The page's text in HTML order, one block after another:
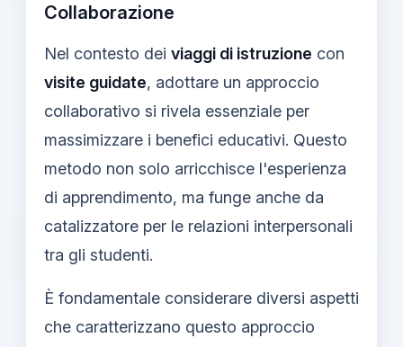
Collaborazione
Nel contesto dei viaggi di istruzione con
visite guidate, adottare un approccio
collaborativo si rivela essenziale per
massimizzare i benefici educativi. Questo
metodo non solo arricchisce l'esperienza
di apprendimento, ma funge anche da
catalizzatore per le relazioni interpersonali
tra gli studenti.
È fondamentale considerare diversi aspetti
che caratterizzano questo approccio